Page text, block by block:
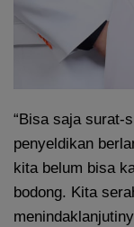
“Bisa saja surat-
penyeldikan
kita belum bisa
bodong. Kita